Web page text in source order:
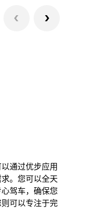
通过优步应用
。您可以全天
驾车，确保您
可以专注于完